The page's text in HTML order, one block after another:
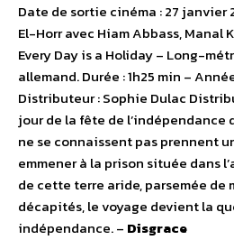
Date de sortie cinéma : 27 janvier
El-Horr avec Hiam Abbass, Manal
Every Day is a Holiday – Long-
allemand. Durée : 1h25 min –
Distributeur : Sophie Dulac
jour de la fête de l’indépendance
ne se connaissent pas prennent
emmener à la prison située dans
de cette terre aride, parsemée de
décapités, le voyage devient la
indépendance. – Disgrace